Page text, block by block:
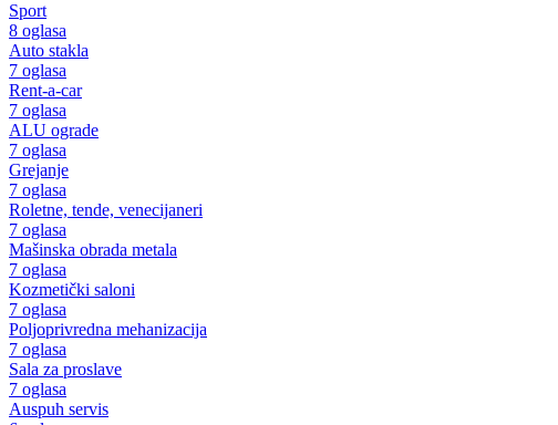
Sport
8 oglasa
Auto stakla
7 oglasa
Rent-a-car
7 oglasa
ALU ograde
7 oglasa
Grejanje
7 oglasa
Roletne, tende, venecijaneri
7 oglasa
Mašinska obrada metala
7 oglasa
Kozmetički saloni
7 oglasa
Poljoprivredna mehanizacija
7 oglasa
Sala za proslave
7 oglasa
Auspuh servis